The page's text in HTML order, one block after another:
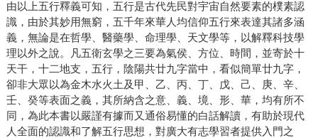
由以上五行釋義可知，五行是古代先民對宇宙自然要素的樸素認
識，由於其妙用無窮，五千年來華人均信仰五行來表達其諸多涵
義，無論是在哲學、醫藥學、命理學、天文學等，以解釋科技學
理以外之說。凡五衛玄學之三要為氣侯、方位、時間，並寄於十
天干，十二地支，五行，陰陽共廿九字當中，看似簡單廿九字，
卻非大眾以為金木水火土及甲、乙、丙、丁、戊、己、庚、辛、
壬、癸等表面之義，其所納含之意、義、境、形、華，均有所不
同，為此本書以嚴謹有據而又通俗易懂的白話解讀，有助於現代
人全面的認識和了解五行思想，對廣大有志學習者提供入門之